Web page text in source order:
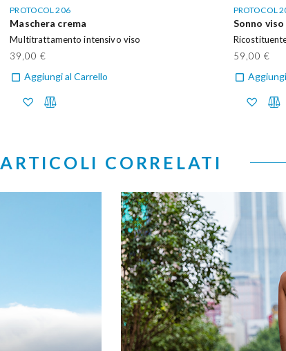
PROTOCOL 206
Maschera crema
Multitrattamento intensivo viso
39,00 €
Aggiungi al Carrello
PROTOCOL
Sonno viso
59,00 €
ARTICOLI CORRELATI